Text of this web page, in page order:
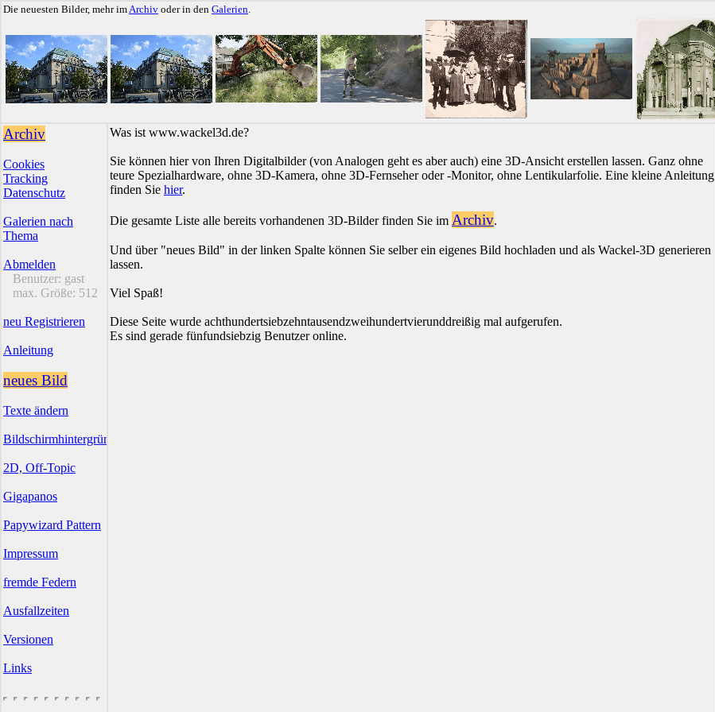
Die neuesten Bilder, mehr imArchiv oder in den Galerien.
Archiv
Cookies
Tracking
Datenschutz
Galerien nach
Thema
Abmelden
Benutzer: gast
max. Größe: 512
neu Registrieren
Anleitung
neues Bild
Texte ändern
Bildschirmhintergründe
2D, Off-Topic
Gigapanos
Papywizard Pattern
Impressum
fremde Federn
Ausfallzeiten
Versionen
Links
Was ist www.wackel3d.de?
Sie können hier von Ihren Digitalbilder (von Analogen geht es aber auch) eine 3D-Ansicht erstellen lassen. Ganz ohne
teure Spezialhardware, ohne 3D-Kamera, ohne 3D-Fernseher oder -Monitor, ohne Lentikularfolie. Eine kleine Anleitung
finden Sie hier.
Die gesamte Liste alle bereits vorhandenen 3D-Bilder finden Sie im Archiv.
Und über "neues Bild" in der linken Spalte können Sie selber ein eigenes Bild hochladen und als Wackel-3D generieren
lassen.
Viel Spaß!
Diese Seite wurde achthundertsiebzehntausendzweihundertvierunddreißig mal aufgerufen.
Es sind gerade fünfundsiebzig Benutzer online.